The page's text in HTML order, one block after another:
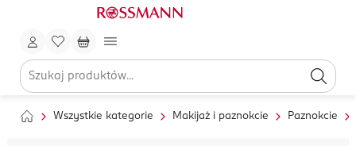
Wszystkie kategorie Makijaż i paznokcie Paznokcie